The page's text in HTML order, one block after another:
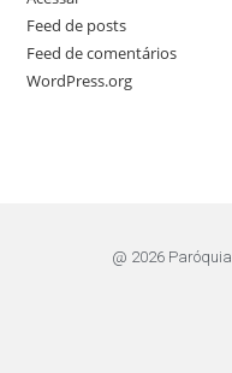
Feed de posts
Feed de comentários
WordPress.org
@ 2026